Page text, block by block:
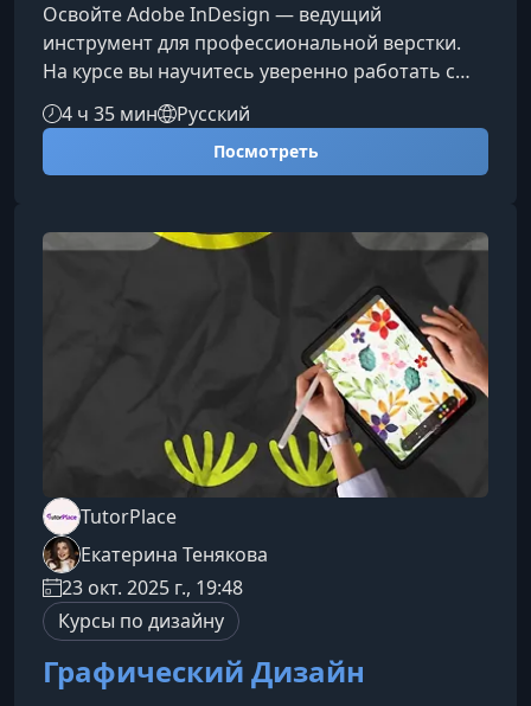
Освойте Adobe InDesign — ведущий
инструмент для профессиональной верстки.
На курсе вы научитесь уверенно работать с
текстом, изображениями и стилями, создавать
многостраничные макеты и готовить проекты
к печати и цифровой публикации. Материал
уровень дизайна.Что вы изучите на
разберете рабочее пространство Adobe InDe
4 ч 35 мин Русский
Посмотреть
TutorPlace
Екатерина Тенякова
23 окт. 2025 г., 19:48
Курсы по дизайну
Графический Дизайн